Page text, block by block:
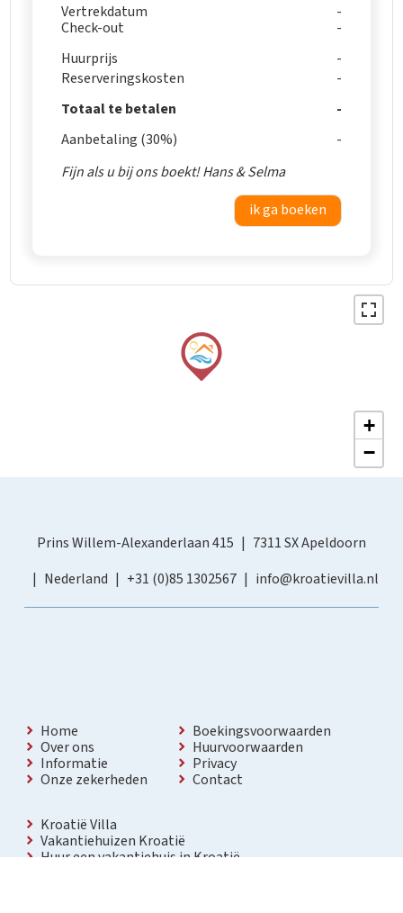
Vertrekdatum
Check-out
Huurprijs
Reserveringskosten
Totaal te betalen
Aanbetaling (30%)
Fijn als u bij ons boekt! Hans & Selma
ik ga boeken
+
−
Prins Willem-Alexanderlaan 415
7311 SX Apeldoorn
Nederland
+31 (0)85 1302567 info@kroatievilla.nl
Home
Over ons
Informatie
Onze zekerheden
Boekingsvoorwaarden
Huurvoorwaarden
Privacy
Contact
Kroatië Villa
Vakantiehuizen Kroatië
Huur een vakantiehuis in Kroatië